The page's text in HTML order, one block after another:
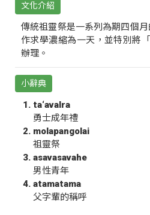
文化介紹
傳統祖靈祭是一系列為期四個
作求學濃縮為一天，並特別將
辦理。
小辭典
ta‘avalra
勇士成年禮
molapangolai
祖靈祭
asavasavahe
男性青年
atamatama
父字輩的稱呼